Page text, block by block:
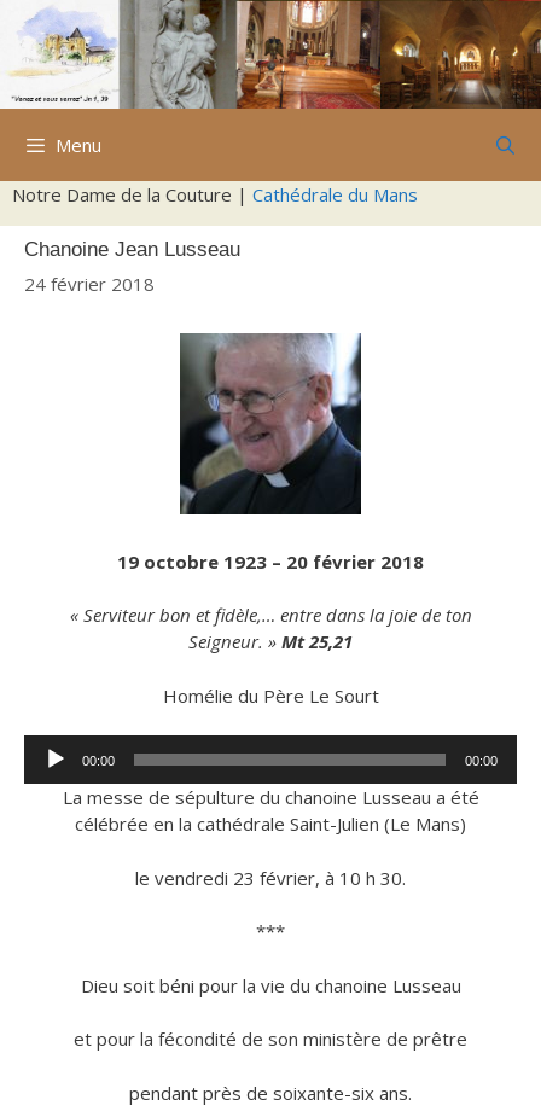
Aller
contenu
Menu
Notre Dame de la Couture | Cathédrale du Mans
Chanoine Jean Lusseau
24 février 2018
19 octobre 1923 – 20 février 2018
« Serviteur bon et fidèle,… entre dans la joie de ton
Seigneur. » Mt 25,21
Homélie du Père Le Sourt
Lecteur
audio
00:00 00:00
La messe de sépulture du chanoine Lusseau a été
célébrée en la cathédrale Saint-Julien (Le Mans)
le vendredi 23 février, à 10 h 30.
***
Dieu soit béni pour la vie du chanoine Lusseau
et pour la fécondité de son ministère de prêtre
pendant près de soixante-six ans.